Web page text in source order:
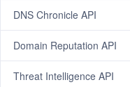
DNS Chronicle API
Domain Reputation API
Threat Intelligence API